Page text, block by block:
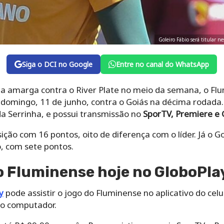
Goleiro Fábio será titular
Siga o DCI no Google Entre no canal do WhatsApp
amarga contra o River Plate no meio da semana, o
11 de junho, contra o Goiás na décima
Serrinha, e possui transmissão noSporTV, Premiere e
com 16 pontos, oito de diferença com o líder. Já o
com sete pontos.
hoje no
pode assistir o jogo do Fluminense no aplicativo do
computador.